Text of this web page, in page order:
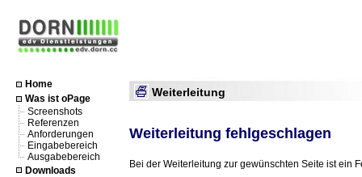
Weiterleitung
Weiterleitung fehlgeschlagen
Bei der Weiterleitung zur gewünschten Seite ist ein
Home
Was ist oPage
Screenshots
Referenzen
Anforderungen
Eingabebereich
Ausgabebereich
Downloads